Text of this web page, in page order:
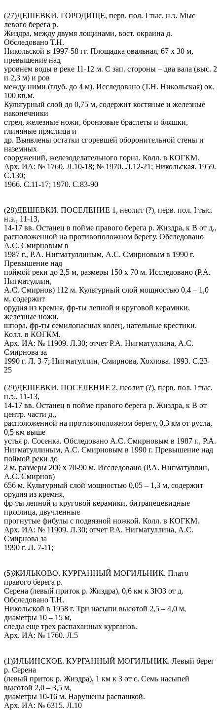
(27)ДЕШЕВКИ. ГОРОДИЩЕ, перв. пол. I тыс. н.э. Мыс
левого берега р.
Жиздра, между двумя лощинами, вост. окраина д.
Обследовано Т.Н.
Никольской в 1997-58 гг. Площадка овальная, 67 х 30 м,
превышение над
уровнем воды в реке 11-12 м. С зап. стороны – два вала (выс. 2
и 2,3 м) и ров
между ними (глуб. до 4 м). Исследовано (Т.Н. Никольская) ок.
100 кв.м.
Культурный слой до 0,75 м, содержит костяные и железные
наконечники
стрел, железные ножи, бронзовые браслеты и бляшки,
глиняные пряслица и
др. Выявлены остатки сгоревшей оборонительной стены и
наземных
сооружений, железоделательного горна. Колл. в КОГКМ.
Арх. ИА: № 1760. Л.10-18; № 1970. Л.12-21; Никольская. 1959.
С.130;
1966. С.11-17; 1970. С.83-90
(28)ДЕШЕВКИ. ПОСЕЛЕНИЕ 1, неолит (?), перв. пол. I тыс.
н.э., 11-13,
14-17 вв. Останец в пойме правого берега р. Жиздра, к В от д.,
расположенной на противоположном берегу. Обследовано
А.С. Смирновым в
1987 г., Р.А. Нигматуллиным, А.С. Смирновым в 1990 г.
Превышение над
поймой реки до 2,5 м, размеры 150 х 70 м. Исследовано (Р.А.
Нигматуллин,
А.С. Смирнов) 112 м. Культурный слой мощностью 0,4 – 1,0
м, содержит
орудия из кремня, фр-ты лепной и круговой керамики,
железные ножи,
шпора, фр-ты семилопасных колец, нательные крестики.
Колл. в КОГКМ.
Арх. ИА: № 11909. Л.30; отчет Р.А. Нигматуллина, А.С.
Смирнова за
1990 г. Л. 3-7; Нигматуллин, Смирнова, Хохлова. 1993. С.23-
25
(29)ДЕШЕВКИ. ПОСЕЛЕНИЕ 2, неолит (?), перв. пол. I тыс.
н.э., 11-13,
14-17 вв. Останец в пойме правого берега р. Жиздра, к В от
центр. части д.,
расположенной на противоположном берегу, 0,3 км от русла,
0,5 км выше
устья р. Сосенка. Обследовано А.С. Смирновым в 1987 г., Р.А.
Нигматуллиным, А.С. Смирновым в 1990 г. Превышение над
поймой реки до
2 м, размеры 200 х 70-90 м. Исследовано (Р.А. Нигматуллин,
А.С. Смирнов)
656 м. Культурный слой мощностью 0,05 – 1,3 м, содержит
орудия из кремня,
фр-ты лепной и круговой керамики, битрапецевидные
пряслица, двучленные
прогнутые фибулы с подвязной ножкой. Колл. в КОГКМ.
Арх. ИА: № 11909. Л.30; отчет Р.А. Нигматуллина, А.С.
Смирнова за
1990 г. Л. 7-11;
(5)ЖИЛЬКОВО. КУРГАННЫЙ МОГИЛЬНИК. Плато
правого берега р.
Серена (левый приток р. Жиздра), 0,6 км к ЗЮЗ от д.
Обследовано Т.Н.
Никольской в 1958 г. Три насыпи высотой 2,5 – 4,0 м,
диаметры 10 – 15 м,
следы еще трех распаханных курганов.
Арх. ИА: № 1760. Л.5
(1)ИЛЬИНСКОЕ. КУРГАННЫЙ МОГИЛЬНИК. Левый берег
р. Серена
(левый приток р. Жиздра), 1 км к З от с. Семь насыпей
высотой 2,0 – 3,5 м,
диаметры 10-16 м. Нарушены распашкой.
Арх. ИА: № 6315. Л.10